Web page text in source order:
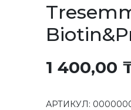
1 400,00
АРТИКУЛ: